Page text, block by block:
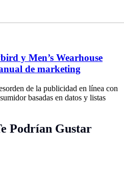
y Men’s Wearhouse
de marketing
de la publicidad en línea con
basadas en datos y listas
Podrían Gustar